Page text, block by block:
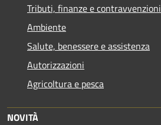
Tributi, finanze e contravvenzioni
Ambiente
Salute, benessere e assistenza
Autorizzazioni
Agricoltura e pesca
NOVITÀ